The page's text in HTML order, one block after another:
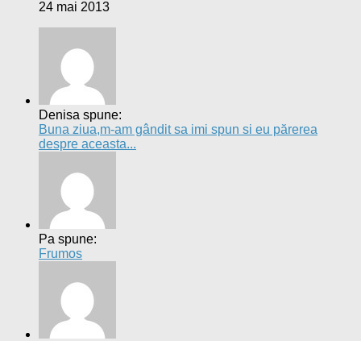
24 mai 2013
Denisa spune:
Buna ziua,m-am gândit sa imi spun si eu părerea
despre aceasta...
Pa spune:
Frumos